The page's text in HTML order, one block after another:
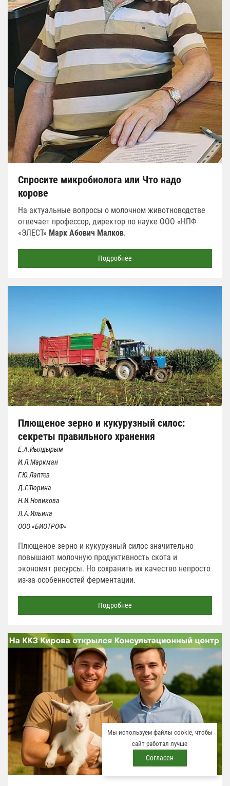
Спросите микробиолога или Что надо
корове
На актуальные вопросы о молочном животноводстве
отвечает профессор, директор по науке ООО «НПФ
«ЭЛЕСТ» Марк Абович Малков.
Подробнее
Плющеное зерно и кукурузный силос:
секреты правильного хранения
Е.А.Йылдырым
И.Л.Маркман
Г.Ю.Лаптев
Д.Г.Тюрина
Н.И.Новикова
Л.А.Ильина
ООО «БИОТРОФ»
Плющеное зерно и кукурузный силос значительно
повышают молочную продуктивность скота и
экономят ресурсы. Но сохранить их качество непросто
из-за особенностей ферментации.
Подробнее
Мы используем файлы cookie, чтобы
сайт работал лучше
Согласен